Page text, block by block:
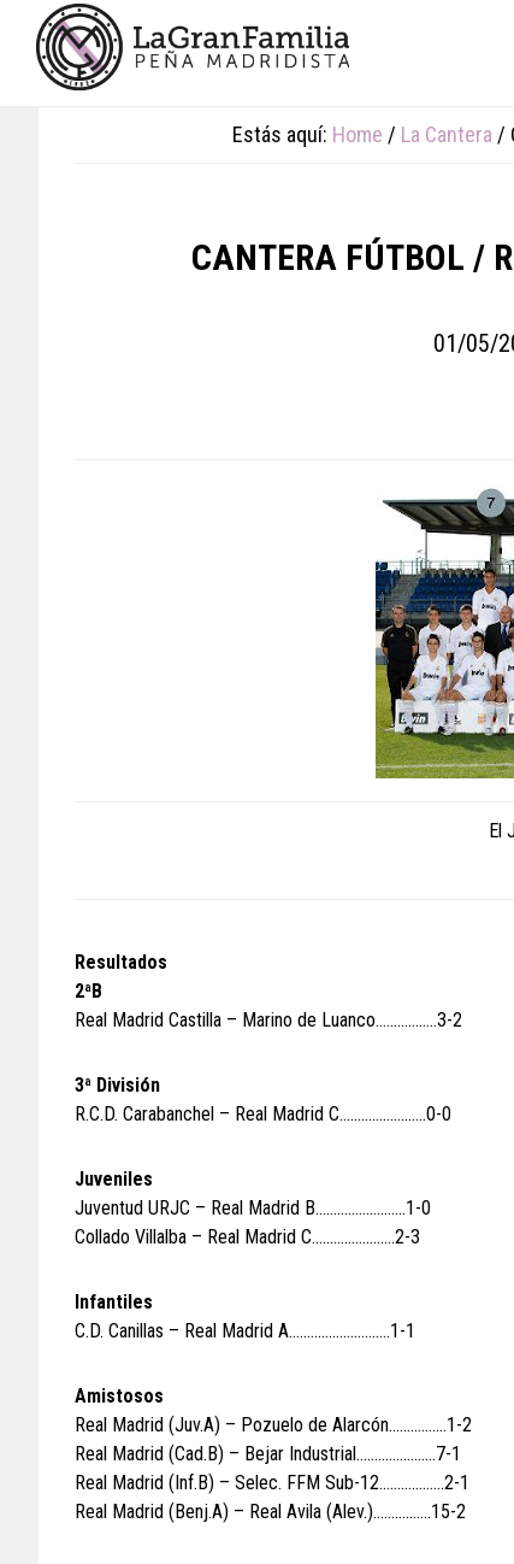
primary
footer
Estás aquí: Home / La Cantera /
CANTERA FÚTBOL /
01/05/
El
Resultados
2ªB
Real Madrid Castilla – Marino de Luanco……………..3-2
3ª División
R.C.D. Carabanchel – Real Madrid C……………………0-0
Juveniles
Juventud URJC – Real Madrid B…………………….1-0
Collado Villalba – Real Madrid C…………………..2-3
Infantiles
C.D. Canillas – Real Madrid A……………………….1-1
Amistosos
Real Madrid (Juv.A) – Pozuelo de Alarcón…………….1-2
Real Madrid (Cad.B) – Bejar Industrial………………….7-1
Real Madrid (Inf.B) – Selec. FFM Sub-12………………2-1
Real Madrid (Benj.A) – Real Avila (Alev.)…………….15-2